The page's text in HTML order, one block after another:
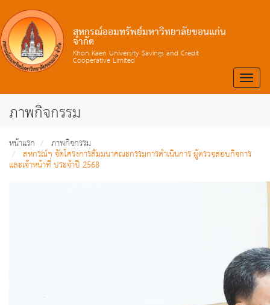
สหกรณ์ออมทรัพย์มหาวิทยาลัยขอนแก่น
จำกัด
Khon Kaen University Savings and Credit
Cooperative Limited
Toggle
ภาพกิจกรรม
หน้าแรก ภาพกิจกรรม
สหกรณ์ฯ จัดโครงการสัมมนาคณะกรรมการดำเนินการ ผู้ตรวจสอบกิจการ
และเจ้าหน้าที่ ประจำปี 2568